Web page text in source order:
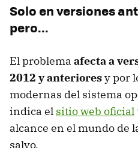
Solo en versiones
pero...
El problema afecta a
2012 y anterioresy por
modernas del sistema
indica el sitio web oficial
alcance en el mundo de
salvo.